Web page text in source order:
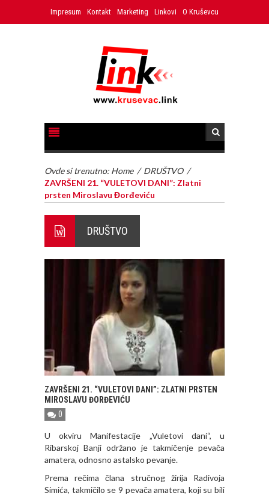
Impresum Kontakt Marketing Linkovi O Kruševcu
Ovde si trenutno: Home / DRUŠTVO /
ZAVRŠENI 21. “VULETOVI DANI”: Zlatni
prsten Miroslavu Đorđeviću
DRUŠTVO
ZAVRŠENI 21. “VULETOVI DANI”: ZLATNI PRSTEN
MIROSLAVU ĐORĐEVIĆU
0
U okviru Manifestacije „Vuletovi dani“, u
Ribarskoj Banji održano je takmičenje pevača
amatera, odnosno astalsko pevanje.
Prema rečima člana stručnog žirija Radivoja
Simića, takmičilo se 9 pevača amatera, koji su bili